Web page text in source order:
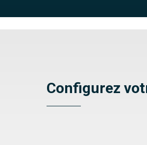
Configurez